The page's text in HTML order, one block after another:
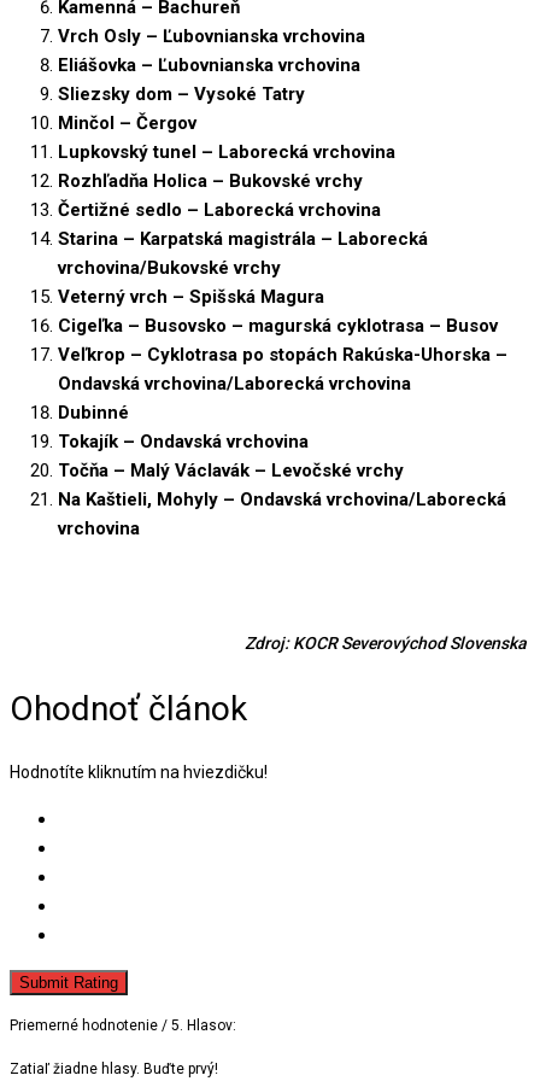
Kamenná – Bachureň
Vrch Osly – Ľubovnianska vrchovina
Eliášovka – Ľubovnianska vrchovina
Sliezsky dom – Vysoké Tatry
Minčol – Čergov
Lupkovský tunel – Laborecká vrchovina
Rozhľadňa Holica – Bukovské vrchy
Čertižné sedlo – Laborecká vrchovina
Starina – Karpatská magistrála – Laborecká
vrchovina/Bukovské vrchy
Veterný vrch – Spišská Magura
Cigeľka – Busovsko – magurská cyklotrasa – Busov
Veľkrop – Cyklotrasa po stopách Rakúska-Uhorska –
Ondavská vrchovina/Laborecká vrchovina
Dubinné
Tokajík – Ondavská vrchovina
Točňa – Malý Václavák – Levočské vrchy
Na Kaštieli, Mohyly – Ondavská vrchovina/Laborecká
vrchovina
Zdroj: KOCR Severovýchod Slovenska
Ohodnoť článok
Hodnotíte kliknutím na hviezdičku!
Submit Rating
Priemerné hodnotenie / 5. Hlasov:
Zatiaľ žiadne hlasy. Buďte prvý!